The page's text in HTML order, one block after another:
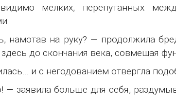
мелких, перепутанных
намотав на руку? — продолжила
до скончания века, совмещая
и с негодованием отвергла
— заявила больше для себя,